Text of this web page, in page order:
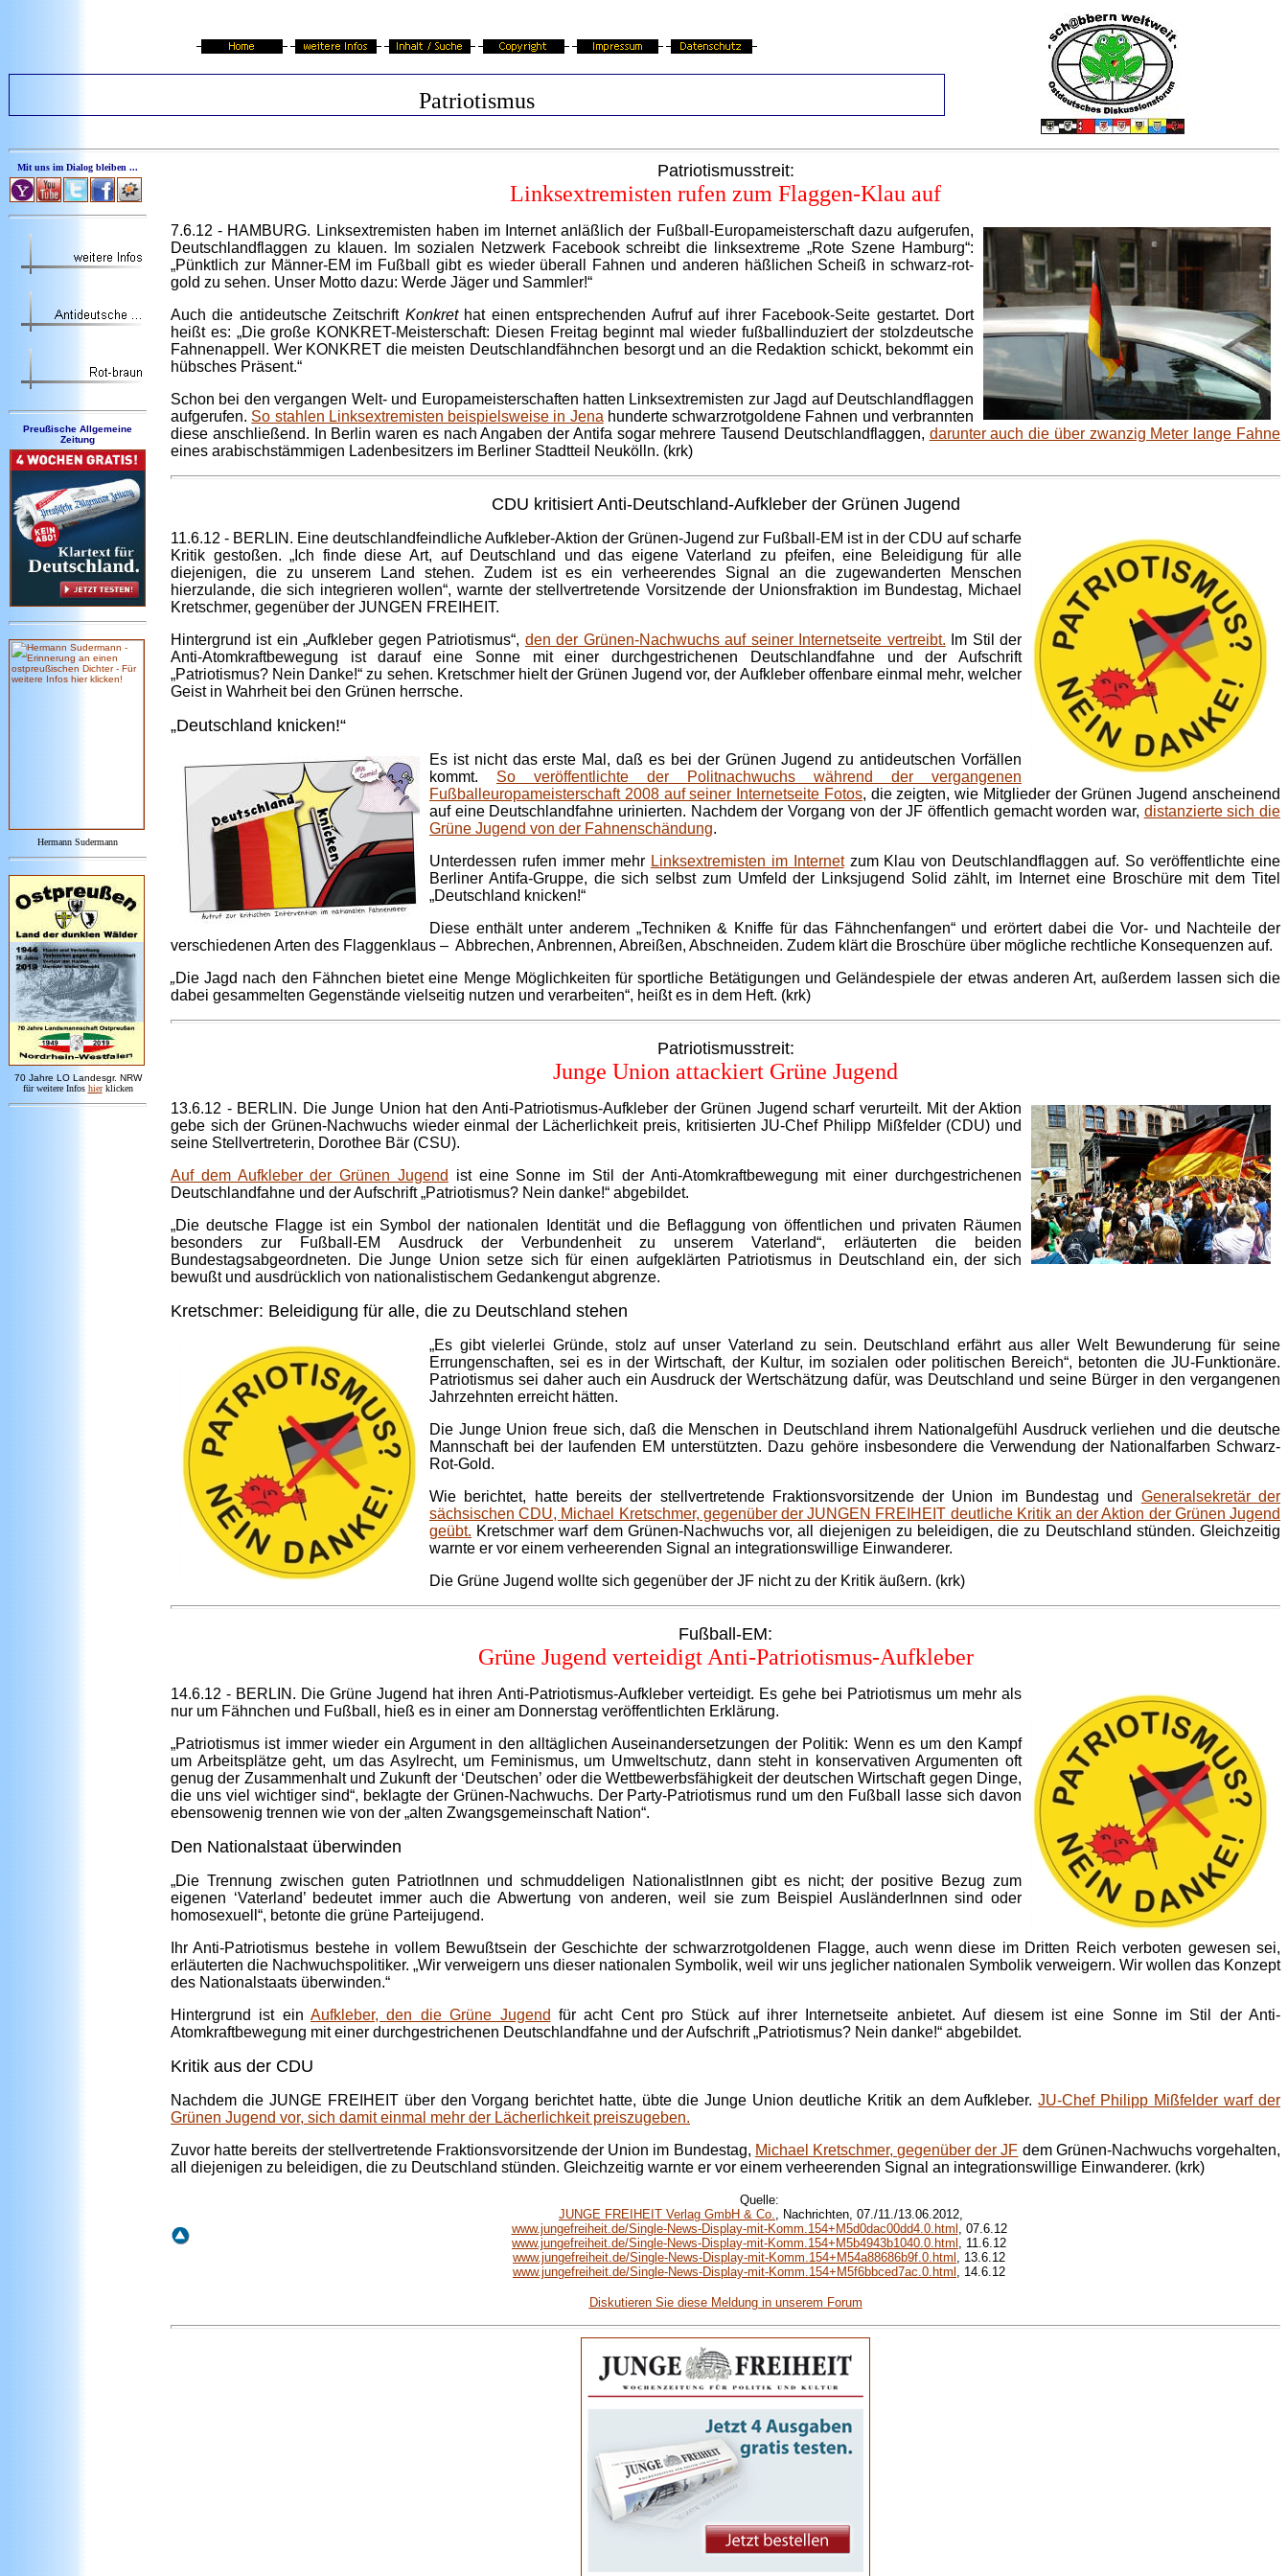
Patriotismus
Mit uns im Dialog bleiben ...
Preußische Allgemeine
Zeitung
Hermann Sudermann
70 Jahre LO Landesgr. NRW
für weitere Infos hier klicken
Patriotismusstreit:
Linksextremisten rufen zum Flaggen-Klau auf
7.6.12 - HAMBURG. Linksextremisten haben im Internet anläßlich der Fußball-Europameisterschaft dazu aufgerufen,
Deutschlandflaggen zu klauen. Im sozialen Netzwerk Facebook schreibt die linksextreme „Rote Szene Hamburg“:
„Pünktlich zur Männer-EM im Fußball gibt es wieder überall Fahnen und anderen häßlichen Scheiß in schwarz-rot-
gold zu sehen. Unser Motto dazu: Werde Jäger und Sammler!“
Auch die antideutsche Zeitschrift Konkrethat einen entsprechenden Aufruf auf ihrer Facebook-Seite gestartet. Dort
heißt es: „Die große KONKRET-Meisterschaft: Diesen Freitag beginnt mal wieder fußballinduziert der stolzdeutsche
Fahnenappell. Wer KONKRET die meisten Deutschlandfähnchen besorgt und an die Redaktion schickt, bekommt ein
hübsches Präsent.“
Schon bei den vergangen Welt- und Europameisterschaften hatten Linksextremisten zur Jagd auf Deutschlandflaggen
aufgerufen. So stahlen Linksextremisten beispielsweise in Jena hunderte schwarzrotgoldene Fahnen und verbrannten
diese anschließend. In Berlin waren es nach Angaben der Antifa sogar mehrere Tausend Deutschlandflaggen, darunter auch die über zwanzig Meter lange Fahne
eines arabischstämmigen Ladenbesitzers im Berliner Stadtteil Neukölln. (krk)
CDU kritisiert Anti-Deutschland-Aufkleber der Grünen Jugend
11.6.12 - BERLIN. Eine deutschlandfeindliche Aufkleber-Aktion der Grünen-Jugend zur Fußball-EM ist in der CDU auf scharfe
Kritik gestoßen. „Ich finde diese Art, auf Deutschland und das eigene Vaterland zu pfeifen, eine Beleidigung für alle
diejenigen, die zu unserem Land stehen. Zudem ist es ein verheerendes Signal an die zugewanderten Menschen
hierzulande, die sich integrieren wollen“, warnte der stellvertretende Vorsitzende der Unionsfraktion im Bundestag, Michael
Kretschmer, gegenüber der JUNGEN FREIHEIT.
Hintergrund ist ein „Aufkleber gegen Patriotismus“, den der Grünen-Nachwuchs auf seiner Internetseite vertreibt. Im Stil der
Anti-Atomkraftbewegung ist darauf eine Sonne mit einer durchgestrichenen Deutschlandfahne und der Aufschrift
„Patriotismus? Nein Danke!“ zu sehen. Kretschmer hielt der Grünen Jugend vor, der Aufkleber offenbare einmal mehr, welcher
Geist in Wahrheit bei den Grünen herrsche.
„Deutschland knicken!“
Es ist nicht das erste Mal, daß es bei der Grünen Jugend zu antideutschen Vorfällen
kommt. So veröffentlichte der Politnachwuchs während der vergangenen
Fußballeuropameisterschaft 2008 auf seiner Internetseite Fotos, die zeigten, wie Mitglieder der Grünen Jugend anscheinend
auf eine Deutschlandfahne urinierten. Nachdem der Vorgang von der JF öffentlich gemacht worden war, distanzierte sich die
Grüne Jugend von der Fahnenschändung.
Unterdessen rufen immer mehr Linksextremisten im Internetzum Klau von Deutschlandflaggen auf. So veröffentlichte eine
Berliner Antifa-Gruppe, die sich selbst zum Umfeld der Linksjugend Solid zählt, im Internet eine Broschüre mit dem Titel
„Deutschland knicken!“
Diese enthält unter anderem „Techniken & Kniffe für das Fähnchenfangen“ und erörtert dabei die Vor- und Nachteile der
verschiedenen Arten des Flaggenklaus – Abbrechen, Anbrennen, Abreißen, Abschneiden. Zudem klärt die Broschüre über mögliche rechtliche Konsequenzen auf.
„Die Jagd nach den Fähnchen bietet eine Menge Möglichkeiten für sportliche Betätigungen und Geländespiele der etwas anderen Art, außerdem lassen sich die
dabei gesammelten Gegenstände vielseitig nutzen und verarbeiten“, heißt es in dem Heft. (krk)
Patriotismusstreit:
Junge Union attackiert Grüne Jugend
13.6.12 - BERLIN. Die Junge Union hat den Anti-Patriotismus-Aufkleber der Grünen Jugend scharf verurteilt. Mit der Aktion
gebe sich der Grünen-Nachwuchs wieder einmal der Lächerlichkeit preis, kritisierten JU-Chef Philipp Mißfelder (CDU) und
seine Stellvertreterin, Dorothee Bär (CSU).
Auf dem Aufkleber der Grünen Jugend
ist eine Sonne im Stil der Anti-Atomkraftbewegung mit einer durchgestrichenen
Deutschlandfahne und der Aufschrift „Patriotismus? Nein danke!“ abgebildet.
„Die deutsche Flagge ist ein Symbol der nationalen Identität und die Beflaggung von öffentlichen und privaten Räumen
besonders zur Fußball-EM Ausdruck der Verbundenheit zu unserem Vaterland“, erläuterten die beiden
Bundestagsabgeordneten. Die Junge Union setze sich für einen aufgeklärten Patriotismus in Deutschland ein, der sich
bewußt und ausdrücklich von nationalistischem Gedankengut abgrenze.
Kretschmer: Beleidigung für alle, die zu Deutschland stehen
„Es gibt vielerlei Gründe, stolz auf unser Vaterland zu sein. Deutschland erfährt aus aller Welt Bewunderung für seine
Errungenschaften, sei es in der Wirtschaft, der Kultur, im sozialen oder politischen Bereich“, betonten die JU-Funktionäre.
Patriotismus sei daher auch ein Ausdruck der Wertschätzung dafür, was Deutschland und seine Bürger in den vergangenen
Jahrzehnten erreicht hätten.
Die Junge Union freue sich, daß die Menschen in Deutschland ihrem Nationalgefühl Ausdruck verliehen und die deutsche
Mannschaft bei der laufenden EM unterstützten. Dazu gehöre insbesondere die Verwendung der Nationalfarben Schwarz-
Rot-Gold.
Wie berichtet, hatte bereits der stellvertretende Fraktionsvorsitzende der Union im Bundestag und Generalsekretär der
sächsischen CDU, Michael Kretschmer, gegenüber der JUNGEN FREIHEIT deutliche Kritik an der Aktion der Grünen Jugend
geübt. Kretschmer warf dem Grünen-Nachwuchs vor, all diejenigen zu beleidigen, die zu Deutschland stünden. Gleichzeitig
warnte er vor einem verheerenden Signal an integrationswillige Einwanderer.
Die Grüne Jugend wollte sich gegenüber der JF nicht zu der Kritik äußern. (krk)
Fußball-EM:
Grüne Jugend verteidigt Anti-Patriotismus-Aufkleber
14.6.12 - BERLIN. Die Grüne Jugend hat ihren Anti-Patriotismus-Aufkleber verteidigt. Es gehe bei Patriotismus um mehr als
nur um Fähnchen und Fußball, hieß es in einer am Donnerstag veröffentlichten Erklärung.
„Patriotismus ist immer wieder ein Argument in den alltäglichen Auseinandersetzungen der Politik: Wenn es um den Kampf
um Arbeitsplätze geht, um das Asylrecht, um Feminismus, um Umweltschutz, dann steht in konservativen Argumenten oft
genug der Zusammenhalt und Zukunft der ‘Deutschen’ oder die Wettbewerbsfähigkeit der deutschen Wirtschaft gegen Dinge,
die uns viel wichtiger sind“, beklagte der Grünen-Nachwuchs. Der Party-Patriotismus rund um den Fußball lasse sich davon
ebensowenig trennen wie von der „alten Zwangsgemeinschaft Nation“.
Den Nationalstaat überwinden
„Die Trennung zwischen guten PatriotInnen und schmuddeligen NationalistInnen gibt es nicht; der positive Bezug zum
eigenen ‘Vaterland’ bedeutet immer auch die Abwertung von anderen, weil sie zum Beispiel AusländerInnen sind oder
homosexuell“, betonte die grüne Parteijugend.
Ihr Anti-Patriotismus bestehe in vollem Bewußtsein der Geschichte der schwarzrotgoldenen Flagge, auch wenn diese im Dritten Reich verboten gewesen sei,
erläuterten die Nachwuchspolitiker. „Wir verweigern uns dieser nationalen Symbolik, weil wir uns jeglicher nationalen Symbolik verweigern. Wir wollen das Konzept
des Nationalstaats überwinden.“
Hintergrund ist einAufkleber, den die Grüne Jugend für acht Cent pro Stück auf ihrer Internetseite anbietet. Auf diesem ist eine Sonne im Stil der Anti-
Atomkraftbewegung mit einer durchgestrichenen Deutschlandfahne und der Aufschrift „Patriotismus? Nein danke!“ abgebildet.
Kritik aus der CDU
Nachdem die JUNGE FREIHEIT über den Vorgang berichtet hatte, übte die Junge Union deutliche Kritik an dem Aufkleber.JU-Chef Philipp Mißfelder warf der
Grünen Jugend vor, sich damit einmal mehr der Lächerlichkeit preiszugeben.
Zuvor hatte bereits der stellvertretende Fraktionsvorsitzende der Union im Bundestag, Michael Kretschmer, gegenüber der JF dem Grünen-Nachwuchs vorgehalten,
all diejenigen zu beleidigen, die zu Deutschland stünden. Gleichzeitig warnte er vor einem verheerenden Signal an integrationswillige Einwanderer. (krk)
Quelle:
JUNGE FREIHEIT Verlag GmbH & Co., Nachrichten, 07./11./13.06.2012,
www.jungefreiheit.de/Single-News-Display-mit-Komm.154+M5d0dac00dd4.0.html , 07.6.12
www.jungefreiheit.de/Single-News-Display-mit-Komm.154+M5b4943b1040.0.html , 11.6.12
www.jungefreiheit.de/Single-News-Display-mit-Komm.154+M54a88686b9f.0.html , 13.6.12
www.jungefreiheit.de/Single-News-Display-mit-Komm.154+M5f6bbced7ac.0.html , 14.6.12
Diskutieren Sie diese Meldung in unserem Forum